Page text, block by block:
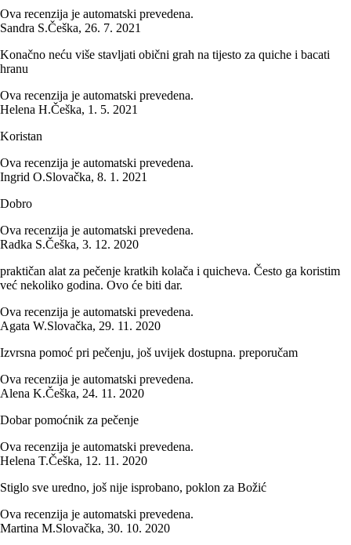
Ova recenzija je automatski prevedena.
Sandra S.Češka, 26. 7. 2021
Konačno neću više stavljati obični grah na tijesto za quiche i bacati
hranu
Ova recenzija je automatski prevedena.
Helena H.Češka, 1. 5. 2021
Koristan
Ova recenzija je automatski prevedena.
Ingrid O.Slovačka, 8. 1. 2021
Dobro
Ova recenzija je automatski prevedena.
Radka S.Češka, 3. 12. 2020
praktičan alat za pečenje kratkih kolača i quicheva. Često ga koristim
već nekoliko godina. Ovo će biti dar.
Ova recenzija je automatski prevedena.
Agata W.Slovačka, 29. 11. 2020
Izvrsna pomoć pri pečenju, još uvijek dostupna. preporučam
Ova recenzija je automatski prevedena.
Alena K.Češka, 24. 11. 2020
Dobar pomoćnik za pečenje
Ova recenzija je automatski prevedena.
Helena T.Češka, 12. 11. 2020
Stiglo sve uredno, još nije isprobano, poklon za Božić
Ova recenzija je automatski prevedena.
Martina M.Slovačka, 30. 10. 2020